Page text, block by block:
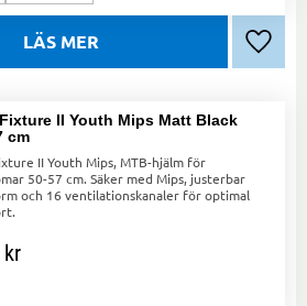
Lägg
II Youth Mips Matt Black
cm
II Youth Mips, MTB-hjälm för
50-57 cm. Säker med Mips, justerbar
och 16 ventilationskanaler för optimal
kr